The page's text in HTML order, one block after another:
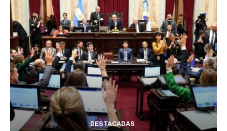
DESTACADAS